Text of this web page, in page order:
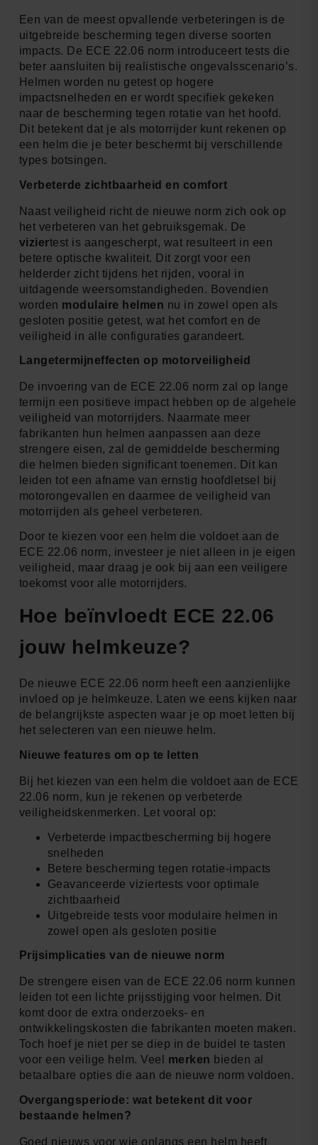
Een van de meest opvallende verbeteringen is de
uitgebreide bescherming tegen diverse soorten
impacts. De ECE 22.06 norm introduceert tests die
beter aansluiten bij realistische ongevalsscenario’s.
Helmen worden nu getest op hogere
impactsnelheden en er wordt specifiek gekeken
naar de bescherming tegen rotatie van het hoofd.
Dit betekent dat je als motorrijder kunt rekenen op
een helm die je beter beschermt bij verschillende
types botsingen.
Verbeterde zichtbaarheid en comfort
Naast veiligheid richt de nieuwe norm zich ook op
het verbeteren van het gebruiksgemak. De
viziertest is aangescherpt, wat resulteert in een
betere optische kwaliteit. Dit zorgt voor een
helderder zicht tijdens het rijden, vooral in
uitdagende weersomstandigheden. Bovendien
worden modulaire helmen nu in zowel open als
gesloten positie getest, wat het comfort en de
veiligheid in alle configuraties garandeert.
Langetermijneffecten op motorveiligheid
De invoering van de ECE 22.06 norm zal op lange
termijn een positieve impact hebben op de algehele
veiligheid van motorrijders. Naarmate meer
fabrikanten hun helmen aanpassen aan deze
strengere eisen, zal de gemiddelde bescherming
die helmen bieden significant toenemen. Dit kan
leiden tot een afname van ernstig hoofdletsel bij
motorongevallen en daarmee de veiligheid van
motorrijden als geheel verbeteren.
Door te kiezen voor een helm die voldoet aan de
ECE 22.06 norm, investeer je niet alleen in je eigen
veiligheid, maar draag je ook bij aan een veiligere
toekomst voor alle motorrijders.
Hoe beïnvloedt ECE 22.06
jouw helmkeuze?
De nieuwe ECE 22.06 norm heeft een aanzienlijke
invloed op je helmkeuze. Laten we eens kijken naar
de belangrijkste aspecten waar je op moet letten bij
het selecteren van een nieuwe helm.
Nieuwe features om op te letten
Bij het kiezen van een helm die voldoet aan de ECE
22.06 norm, kun je rekenen op verbeterde
veiligheidskenmerken. Let vooral op:
Verbeterde impactbescherming bij hogere
snelheden
Betere bescherming tegen rotatie-impacts
Geavanceerde viziertests voor optimale
zichtbaarheid
Uitgebreide tests voor modulaire helmen in
zowel open als gesloten positie
Prijsimplicaties van de nieuwe norm
De strengere eisen van de ECE 22.06 norm kunnen
leiden tot een lichte prijsstijging voor helmen. Dit
komt door de extra onderzoeks- en
ontwikkelingskosten die fabrikanten moeten maken.
Toch hoef je niet per se diep in de buidel te tasten
voor een veilige helm. Veel merken bieden al
betaalbare opties die aan de nieuwe norm voldoen.
Overgangsperiode: wat betekent dit voor
bestaande helmen?
Goed nieuws voor wie onlangs een helm heeft